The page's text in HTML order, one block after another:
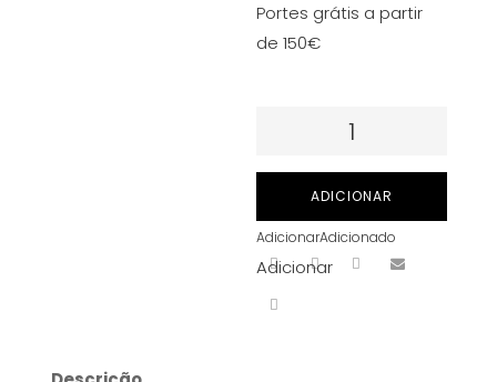
Portes grátis a partir
de 150€
Quantidade
Wand
-
Advanced
ADICIONAR
AdicionarAdicionado
Adicionar